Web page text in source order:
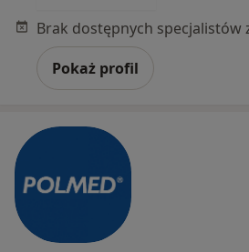
Pokaż profil